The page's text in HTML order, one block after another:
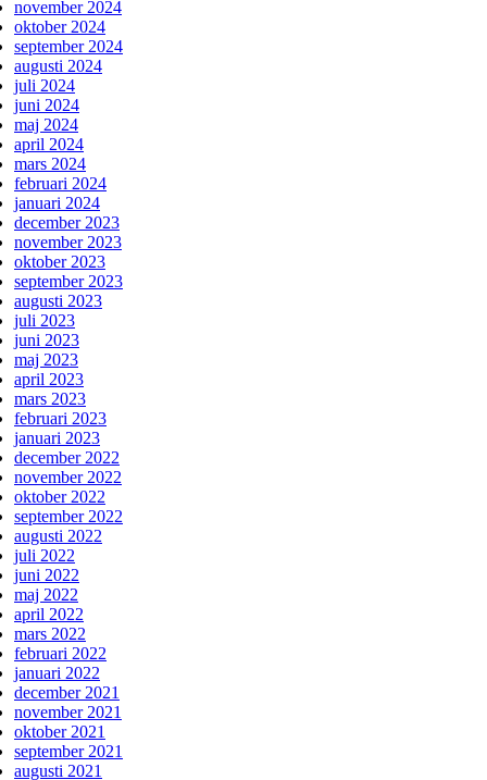
november 2024
oktober 2024
september 2024
augusti 2024
juli 2024
juni 2024
maj 2024
april 2024
mars 2024
februari 2024
januari 2024
december 2023
november 2023
oktober 2023
september 2023
augusti 2023
juli 2023
juni 2023
maj 2023
april 2023
mars 2023
februari 2023
januari 2023
december 2022
november 2022
oktober 2022
september 2022
augusti 2022
juli 2022
juni 2022
maj 2022
april 2022
mars 2022
februari 2022
januari 2022
december 2021
november 2021
oktober 2021
september 2021
augusti 2021